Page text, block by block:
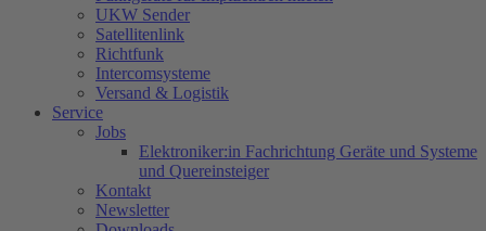
UKW Sender
Satellitenlink
Richtfunk
Intercomsysteme
Versand & Logistik
Service
Jobs
Elektroniker:in Fachrichtung Geräte und Systeme
und Quereinsteiger
Kontakt
Newsletter